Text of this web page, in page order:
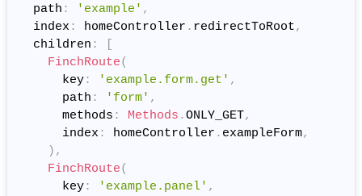
  path
: 'example' ,
  index
: homeController . redirectToRoot,
  children
:
[
FinchRoute(
      key
: 'example.form.get' ,
      path
: 'form' ,
      methods
: Methods .ONLY_GET,
      index
: homeController . exampleForm,
) ,
FinchRoute(
      key
: 'example.panel' ,